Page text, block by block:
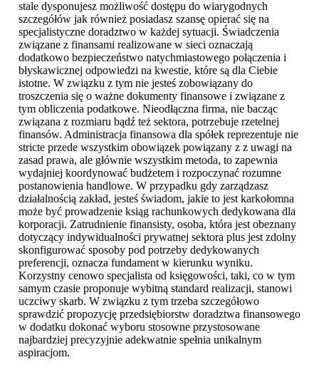
stale dysponujesz możliwość dostępu do wiarygodnych
szczegółów jak również posiadasz szansę opierać się na
specjalistyczne doradztwo w każdej sytuacji. Świadczenia
związane z finansami realizowane w sieci oznaczają
dodatkowo bezpieczeństwo natychmiastowego połączenia i
błyskawicznej odpowiedzi na kwestie, które są dla Ciebie
istotne. W związku z tym nie jesteś zobowiązany do
troszczenia się o ważne dokumenty finansowe i związane z
tym obliczenia podatkowe. Nieodłączna firma, nie bacząc
związana z rozmiaru bądź też sektora, potrzebuje rzetelnej
finansów. Administracja finansowa dla spółek reprezentuje nie
stricte przede wszystkim obowiązek powiązany z z uwagi na
zasad prawa, ale głównie wszystkim metoda, to zapewnia
wydajniej koordynować budżetem i rozpoczynać rozumne
postanowienia handlowe. W przypadku gdy zarządzasz
działalnością zakład, jesteś świadom, jakie to jest karkołomna
może być prowadzenie ksiąg rachunkowych dedykowana dla
korporacji. Zatrudnienie finansisty, osoba, która jest obeznany
dotyczący indywidualności prywatnej sektora plus jest zdolny
skonfigurować sposoby pod potrzeby dedykowanych
preferencji, oznacza fundament w kierunku wyniku.
Korzystny cenowo specjalista od księgowości, taki, co w tym
samym czasie proponuje wybitną standard realizacji, stanowi
uczciwy skarb. W związku z tym trzeba szczegółowo
sprawdzić propozycję przedsiębiorstw doradztwa finansowego
w dodatku dokonać wyboru stosowne przystosowane
najbardziej precyzyjnie adekwatnie spełnia unikalnym
aspiracjom.